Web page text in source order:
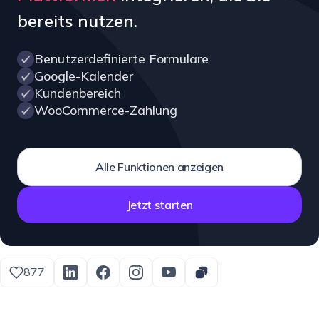
bereits nutzen.
Benutzerdefinierte Formulare
Google-Kalender
Kundenbereich
WooCommerce-Zahlung
Alle Funktionen anzeigen
Jetzt starten
877